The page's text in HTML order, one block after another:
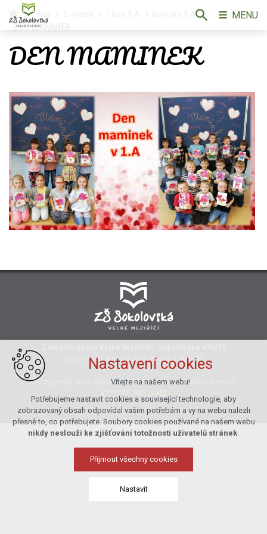
Třídy
Novinky 5.A
DEN MAMINEK
DEN MAMINEK
Sokolovská 470/13, 594 01 Velké Meziříčí
© Copyright 2026 Základní škola Sokolovská Velké Meziříčí
MENU
Nastavení cookies
Vítejte na našem webu!
Potřebujeme nastavit cookies a související technologie, aby
zobrazovaný obsah odpovídal vašim potřebám a vy na webu nalezli
přesně to, co potřebujete. Soubory cookies používané na našem webu
nikdy neslouží ke zjišťování totožnosti uživatelů stránek.
Přijmout všechny cookies
Nastavit